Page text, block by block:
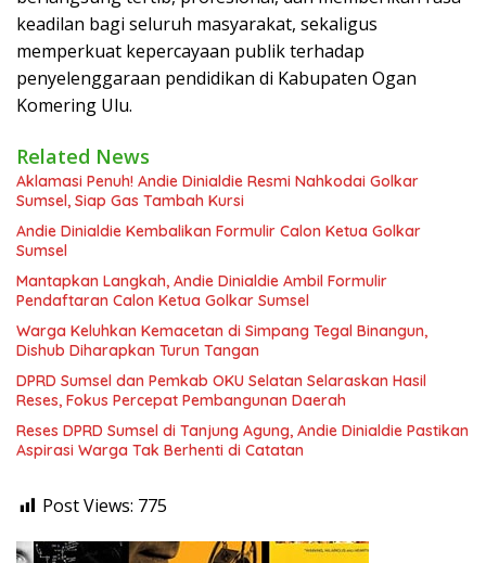
keadilan bagi seluruh masyarakat, sekaligus
memperkuat kepercayaan publik terhadap
penyelenggaraan pendidikan di Kabupaten Ogan
Komering Ulu.
Related News
Aklamasi Penuh! Andie Dinialdie Resmi Nahkodai Golkar
Sumsel, Siap Gas Tambah Kursi
Andie Dinialdie Kembalikan Formulir Calon Ketua Golkar
Sumsel
Mantapkan Langkah, Andie Dinialdie Ambil Formulir
Pendaftaran Calon Ketua Golkar Sumsel
Warga Keluhkan Kemacetan di Simpang Tegal Binangun,
Dishub Diharapkan Turun Tangan
DPRD Sumsel dan Pemkab OKU Selatan Selaraskan Hasil
Reses, Fokus Percepat Pembangunan Daerah
Reses DPRD Sumsel di Tanjung Agung, Andie Dinialdie Pastikan
Aspirasi Warga Tak Berhenti di Catatan
Post Views: 775